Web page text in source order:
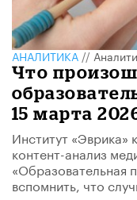
АНАЛИТИКА//
Что
15 марта
Институт «Эврика»
контент-анализ
«Образовательная
вспомнить, что